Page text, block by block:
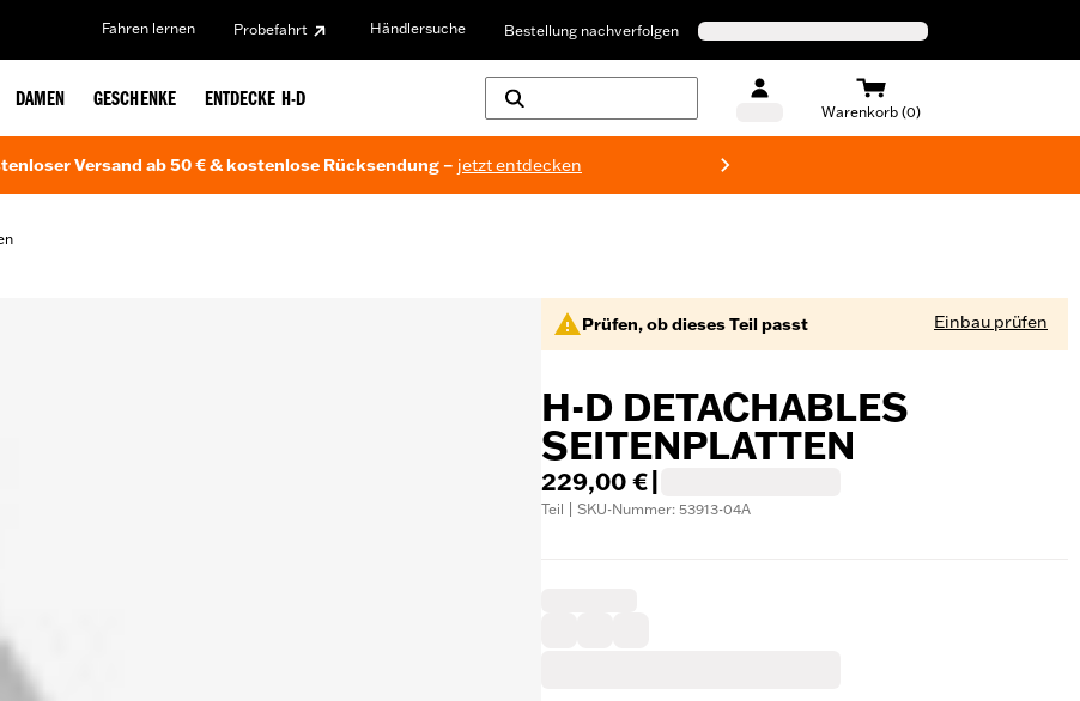
Fahren lernen Probefahrt Händlersuche Bestellung nachverfolgen
DAMEN GESCHENKE ENTDECKE H-D
Warenkorb (0)
Versand ab 50 € & kostenlose Rücksendung – jetzt entdecken
Prüfen, ob dieses Teil passt Einbau prüfen
H-D DETACHABLES
SEITENPLATTEN
229,00 €
Teil | SKU-Nummer: 53913-04A